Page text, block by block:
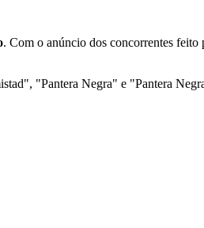
. Com o anúncio dos concorrentes
"Pantera Negra" e "Pantera